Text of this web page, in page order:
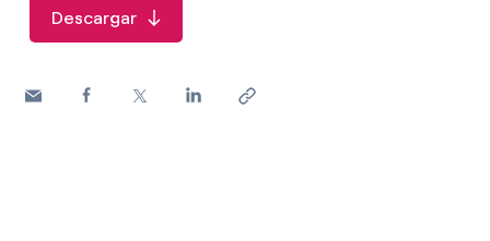
Descargar